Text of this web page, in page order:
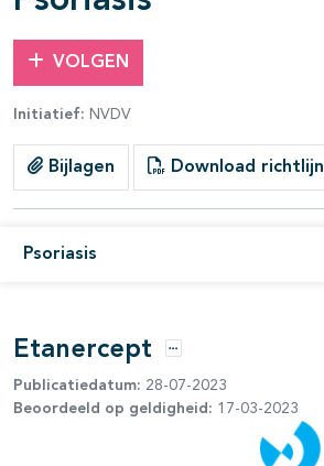
VOLGEN
Initiatief: NVDV
Bijlagen Download richtlijn
Psoriasisopen- en dichtklappen
open- en dichtklappen
Etanercept Opties
Publicatiedatum: 28-07-2023
Beoordeeld op geldigheid: 17-03-2023